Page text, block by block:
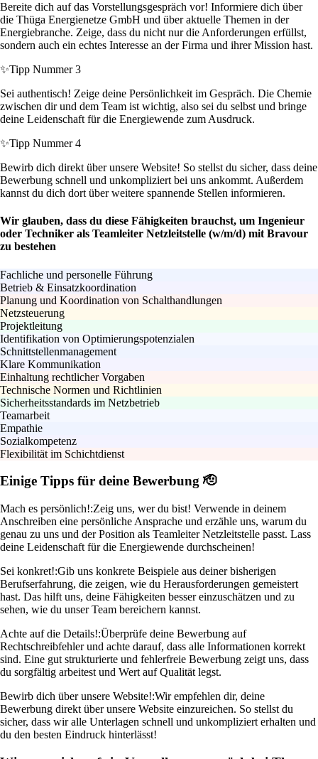
Bereite dich auf das Vorstellungsgespräch vor! Informiere dich über
die Thüga Energienetze GmbH und über aktuelle Themen in der
Energiebranche. Zeige, dass du nicht nur die Anforderungen erfüllst,
sondern auch ein echtes Interesse an der Firma und ihrer Mission hast.
✨Tipp Nummer 3
Sei authentisch! Zeige deine Persönlichkeit im Gespräch. Die Chemie
zwischen dir und dem Team ist wichtig, also sei du selbst und bringe
deine Leidenschaft für die Energiewende zum Ausdruck.
✨Tipp Nummer 4
Bewirb dich direkt über unsere Website! So stellst du sicher, dass deine
Bewerbung schnell und unkompliziert bei uns ankommt. Außerdem
kannst du dich dort über weitere spannende Stellen informieren.
Wir glauben, dass du diese Fähigkeiten brauchst, um Ingenieur
oder Techniker als Teamleiter Netzleitstelle (w/m/d) mit Bravour
zu bestehen
Fachliche und personelle Führung
Betrieb & Einsatzkoordination
Planung und Koordination von Schalthandlungen
Netzsteuerung
Projektleitung
Identifikation von Optimierungspotenzialen
Schnittstellenmanagement
Klare Kommunikation
Einhaltung rechtlicher Vorgaben
Technische Normen und Richtlinien
Sicherheitsstandards im Netzbetrieb
Teamarbeit
Empathie
Sozialkompetenz
Flexibilität im Schichtdienst
Einige Tipps für deine Bewerbung 🫡
Mach es persönlich!:Zeig uns, wer du bist! Verwende in deinem
Anschreiben eine persönliche Ansprache und erzähle uns, warum du
genau zu uns und der Position als Teamleiter Netzleitstelle passt. Lass
deine Leidenschaft für die Energiewende durchscheinen!
Sei konkret!:Gib uns konkrete Beispiele aus deiner bisherigen
Berufserfahrung, die zeigen, wie du Herausforderungen gemeistert
hast. Das hilft uns, deine Fähigkeiten besser einzuschätzen und zu
sehen, wie du unser Team bereichern kannst.
Achte auf die Details!:Überprüfe deine Bewerbung auf
Rechtschreibfehler und achte darauf, dass alle Informationen korrekt
sind. Eine gut strukturierte und fehlerfreie Bewerbung zeigt uns, dass
du sorgfältig arbeitest und Wert auf Qualität legst.
Bewirb dich über unsere Website!:Wir empfehlen dir, deine
Bewerbung direkt über unsere Website einzureichen. So stellst du
sicher, dass wir alle Unterlagen schnell und unkompliziert erhalten und
du den besten Eindruck hinterlässt!